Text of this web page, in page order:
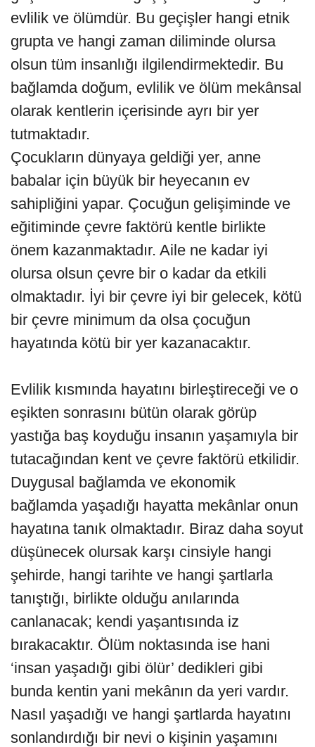
evlilik ve ölümdür. Bu geçişler hangi etnik
grupta ve hangi zaman diliminde olursa
olsun tüm insanlığı ilgilendirmektedir. Bu
bağlamda doğum, evlilik ve ölüm mekânsal
olarak kentlerin içerisinde ayrı bir yer
tutmaktadır.
Çocukların dünyaya geldiği yer, anne
babalar için büyük bir heyecanın ev
sahipliğini yapar. Çocuğun gelişiminde ve
eğitiminde çevre faktörü kentle birlikte
önem kazanmaktadır. Aile ne kadar iyi
olursa olsun çevre bir o kadar da etkili
olmaktadır. İyi bir çevre iyi bir gelecek, kötü
bir çevre minimum da olsa çocuğun
hayatında kötü bir yer kazanacaktır.
Evlilik kısmında hayatını birleştireceği ve o
eşikten sonrasını bütün olarak görüp
yastığa baş koyduğu insanın yaşamıyla bir
tutacağından kent ve çevre faktörü etkilidir.
Duygusal bağlamda ve ekonomik
bağlamda yaşadığı hayatta mekânlar onun
hayatına tanık olmaktadır. Biraz daha soyut
düşünecek olursak karşı cinsiyle hangi
şehirde, hangi tarihte ve hangi şartlarla
tanıştığı, birlikte olduğu anılarında
canlanacak; kendi yaşantısında iz
bırakacaktır. Ölüm noktasında ise hani
‘insan yaşadığı gibi ölür’ dedikleri gibi
bunda kentin yani mekânın da yeri vardır.
Nasıl yaşadığı ve hangi şartlarda hayatını
sonlandırdığı bir nevi o kişinin yaşamını